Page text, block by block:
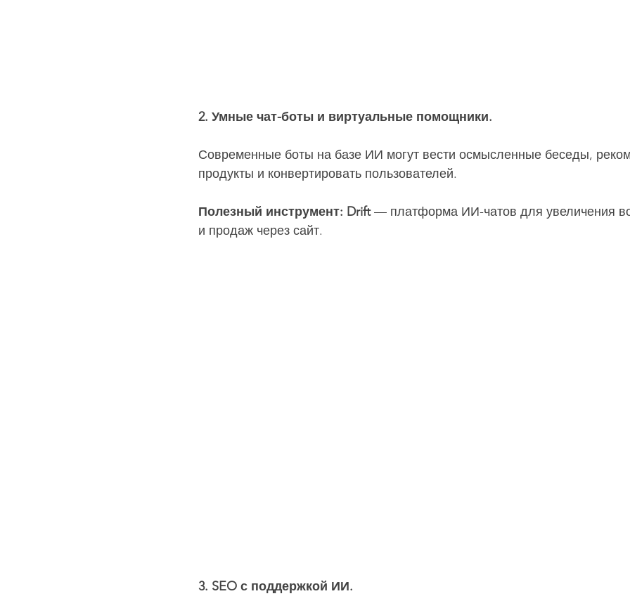
2. Умные чат-боты и виртуальные помощники.
Современные боты на базе ИИ могут вести осмысленные беседы,
продукты и конвертировать пользователей.
Полезный инструмент: Drift — платформа ИИ-чатов для увеличения
и продаж через сайт.
3. SEO с поддержкой ИИ.